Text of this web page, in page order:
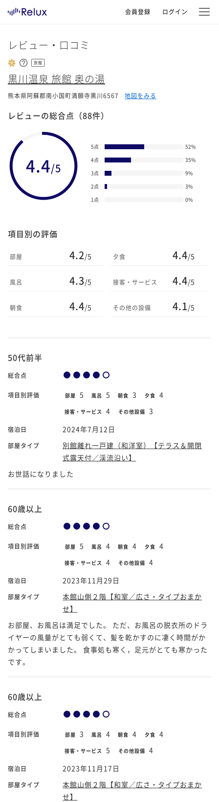
会員登録 ログイン
レビュー・口コミ
旅館
黒川温泉 旅館 奥の湯
熊本県阿蘇郡南小国町満願寺黒川6567 地図をみる
レビューの総合点 （88件）
4.4/5
5点 52%
4点
35%
3点
9%
2点
3%
1点
0%
項目別の評価
部屋 4.2/5
風呂 4.3/5
朝食 4.4/5
夕食 4.4/5
接客・サービス 4.4/5
その他の設備 4.1/5
50代前半
総合点
項目別評価 部屋 5 風呂 5 朝食 3 夕食 4
接客・サービス 4 その他設備 3
宿泊日 2024年7月12日
部屋タイプ
別館離れ一戸建（和洋室）【テラス＆開閉
式露天付／渓流沿い】
お世話になりました
60歳以上
総合点
項目別評価 部屋 5 風呂 4 朝食 4 夕食 4
接客・サービス 4 その他設備 4
宿泊日 2023年11月29日
部屋タイプ
本館山側２階【和室／広さ・タイプおまか
せ】
お部屋、お風呂は満足でした。 ただ、お風呂の脱衣所のドラ
イヤーの風量がとても弱くて、髪を乾かすのに凄く時間がか
かってしまいました。 食事処も寒く，足元がとても寒かった
です。
60歳以上
総合点
項目別評価 部屋 3 風呂 4 朝食 4 夕食 4
接客・サービス 5 その他設備 4
宿泊日 2023年11月17日
部屋タイプ
本館山側２階【和室／広さ・タイプおまか
せ】